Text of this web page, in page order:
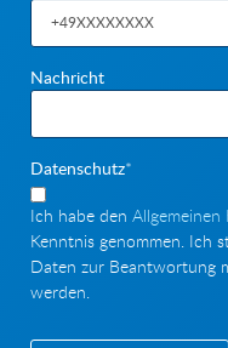
Nachricht
Pflichtfeld
Datenschutz*
Ich habe den
Kenntnis genommen. Ich
Daten zur Beantwortung
werden.